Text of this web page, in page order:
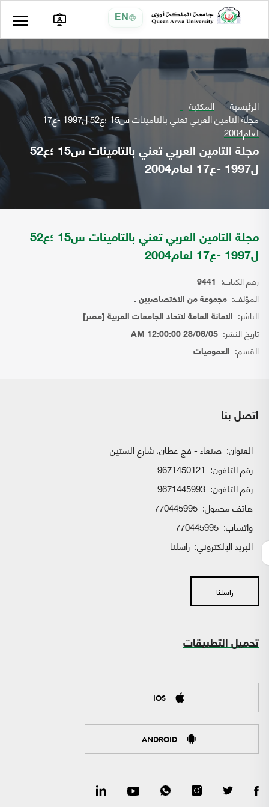
EN
الرئيسية المكتبة
مجلة التامين العربي تعني بالتامينات س15 ؛ع52 ل1997 -ع17
لعام2004
مجلة التامين العربي تعني بالتامينات س15 ؛ع52
ل1997 -ع17 لعام2004
مجلة التامين العربي تعني بالتامينات س15 ؛ع52
ل1997 -ع17 لعام2004
رقم الكتاب: 9441
المؤلف: مجموعة من الاختصاصيين .
الناشر: الامانة العامة لاتحاد الجامعات العربية [مصر]
تاريخ النشر: 28/06/05 12:00:00 AM
القسم: العموميات
اتصل بنا
العنوان: صنعاء - فج عطان، شارع الستين
رقم التلفون: 9671450121
رقم التلفون: 9671445993
هاتف محمول: 770445995
واتساب:
البريد الإلكتروني: راسلنا
راسلنا
تحميل التطبيقات
IOS
ANDROID